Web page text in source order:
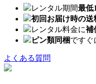
レンタル期間最低
初回お届け時の送
レンタル料金に補
ピン類同梱ですぐ
よくある質問